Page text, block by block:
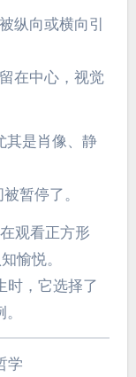
纵向或横向引
在中心，视觉
其是肖像、静
暂停了。
观看正方形
愉悦。
时，它选择了
学